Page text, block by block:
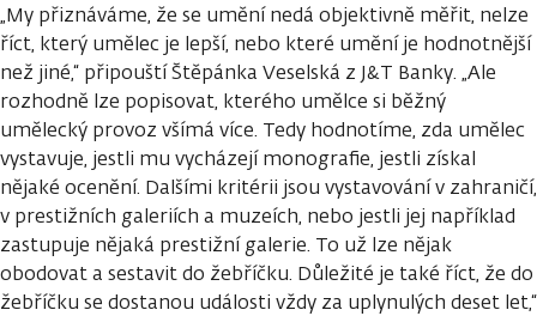
„My přiznáváme, že se umění nedá objektivně měřit, nelze
říct, který umělec je lepší, nebo které umění je hodnotnější
než jiné,“ připouští Štěpánka Veselská z J&T Banky. „Ale
rozhodně lze popisovat, kterého umělce si běžný
umělecký provoz všímá více. Tedy hodnotíme, zda umělec
vystavuje, jestli mu vycházejí monografie, jestli získal
nějaké ocenění. Dalšími kritérii jsou vystavování v zahraničí,
v prestižních galeriích a muzeích, nebo jestli jej například
zastupuje nějaká prestižní galerie. To už lze nějak
obodovat a sestavit do žebříčku. Důležité je také říct, že do
žebříčku se dostanou události vždy za uplynulých deset let,“